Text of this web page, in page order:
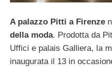
A palazzo Pitti a Firenze
della moda. Prodotta da
Uffici e palais Galliera, la
inaugurata il 13 in